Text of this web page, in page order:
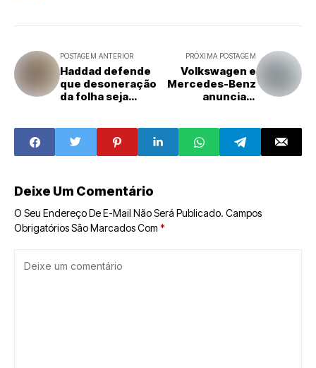
POSTAGEM ANTERIOR
Haddad defende
que desoneração
da folha seja
PRÓXIMA POSTAGEM
Volkswagen e
Mercedes-Benz
anunciam
Deixe Um Comentário
O Seu Endereço De E-Mail Não Será Publicado. Campos
Obrigatórios São Marcados Com *